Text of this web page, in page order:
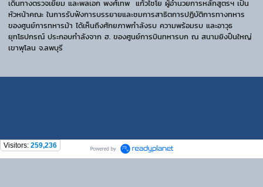
เดินทางตรวจเยี่ยม และพลเอก พงศ์เทพ แก้วไชโย ผู้อำนวยการหลักสูตรฯ เป็น
หัวหน้าคณะ ในการรับฟังการบรรยายและชมการสาธิตการปฏิบัติการทางทหาร
ของศูนย์การทหารม้า ได้เห็นถึงศักยภาพกำลังรบ ความพร้อมรบ และอาวุธ
ยุทโธปกรณ์ ประกอบกำลังจาก ฮ. ของศูนย์การบินทหารบก ณ สนามยิงปืนใหญ่
เขาพุโลน จ.ลพบุรี
Visitors: 259,236